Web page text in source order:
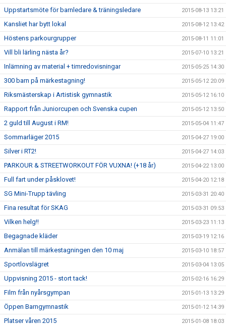
Uppstartsmöte för barnledare & träningsledare 2015-08-13 13:21
Kansliet har bytt lokal 2015-08-12 13:42
Höstens parkourgrupper 2015-08-11 11:01
Vill bli lärling nästa år? 2015-07-10 13:21
Inlämning av material + timredovisningar 2015-05-25 14:30
300 barn på märkestagning! 2015-05-12 20:09
Riksmästerskap i Artistisk gymnastik 2015-05-12 16:10
Rapport från Juniorcupen och Svenska cupen 2015-05-12 13:50
2 guld till August i RM! 2015-05-04 11:47
Sommarläger 2015 2015-04-27 19:00
Silver i RT2! 2015-04-27 14:03
PARKOUR & STREETWORKOUT FÖR VUXNA! (+18 år) 2015-04-22 13:00
Full fart under påsklovet! 2015-04-20 12:18
SG Mini-Trupp tävling 2015-03-31 20:40
Fina resultat för SKAG 2015-03-31 09:53
Vilken helg!! 2015-03-23 11:13
Begagnade kläder 2015-03-19 12:16
Anmälan till märkestagningen den 10 maj 2015-03-10 18:57
Sportlovslägret 2015-03-04 13:05
Uppvisning 2015 - stort tack! 2015-02-16 16:29
Film från nyårsgympan 2015-01-13 13:29
Öppen Barngymnastik 2015-01-12 14:39
Platser våren 2015 2015-01-08 18:03